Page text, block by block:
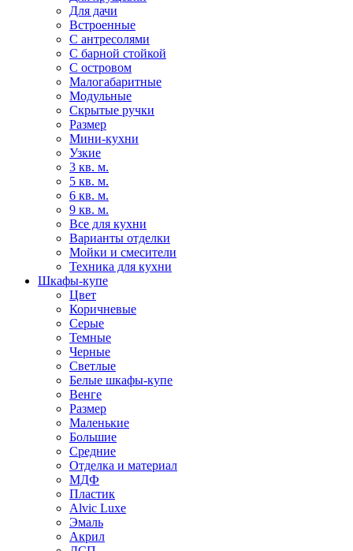
Для дачи
Встроенные
С антресолями
С барной стойкой
С островом
Малогабаритные
Модульные
Скрытые ручки
Размер
Мини-кухни
Узкие
3 кв. м.
5 кв. м.
6 кв. м.
9 кв. м.
Все для кухни
Варианты отделки
Мойки и смесители
Техника для кухни
Шкафы-купе
Цвет
Коричневые
Серые
Темные
Черные
Светлые
Белые шкафы-купе
Венге
Размер
Маленькие
Большие
Средние
Отделка и материал
МДФ
Пластик
Alvic Luxe
Эмаль
Акрил